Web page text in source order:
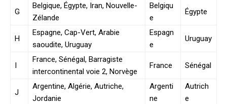
G
Belgique, Égypte, Iran, Nouvelle-
Zélande
Belgiqu
e
Égypte
H
Espagne, Cap-Vert, Arabie
saoudite, Uruguay
Espagn
e
Uruguay
I
France, Sénégal, Barragiste
intercontinental voie 2, Norvège
France Sénégal
J
Argentine, Algérie, Autriche,
Jordanie
Argenti
ne
Autrich
e